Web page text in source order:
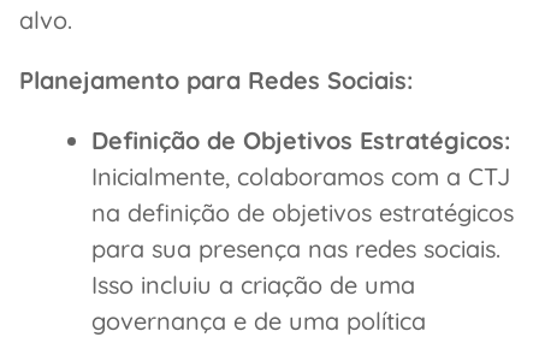
alvo.
Planejamento para Redes Sociais:
Definição de Objetivos Estratégicos:
Inicialmente, colaboramos com a CTJ
na definição de objetivos estratégicos
para sua presença nas redes sociais.
Isso incluiu a criação de uma
governança e de uma política